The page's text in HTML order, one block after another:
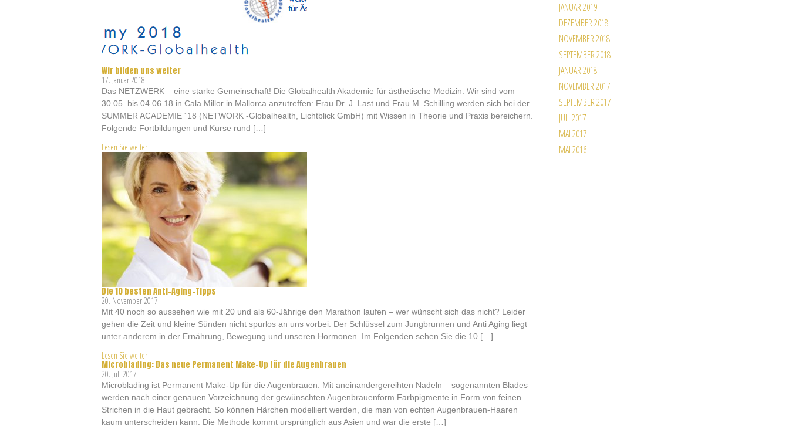
JANUAR 2019
DEZEMBER 2018
NOVEMBER 2018
SEPTEMBER 2018
JANUAR 2018
NOVEMBER 2017
SEPTEMBER 2017
JULI 2017
MAI 2017
MAI 2016
Wir bilden uns weiter
17. Januar 2018
Das NETZWERK – eine starke Gemeinschaft! Die Globalhealth Akademie für ästhetische Medizin. Wir sind vom
30.05. bis 04.06.18 in Cala Millor in Mallorca anzutreffen: Frau Dr. J. Last und Frau M. Schilling werden sich bei der
SUMMER ACADEMIE ´18 (NETWORK -Globalhealth, Lichtblick GmbH) mit Wissen in Theorie und Praxis bereichern.
Folgende Fortbildungen und Kurse rund […]
Lesen Sie weiter
Die 10 besten Anti-Aging-Tipps
20. November 2017
Mit 40 noch so aussehen wie mit 20 und als 60-Jährige den Marathon laufen – wer wünscht sich das nicht? Leider
gehen die Zeit und kleine Sünden nicht spurlos an uns vorbei. Der Schlüssel zum Jungbrunnen und Anti Aging liegt
unter anderem in der Ernährung, Bewegung und unseren Hormonen. Im Folgenden sehen Sie die 10 […]
Lesen Sie weiter
Microblading: Das neue Permanent Make-Up für die Augenbrauen
20. Juli 2017
Microblading ist Permanent Make-Up für die Augenbrauen. Mit aneinandergereihten Nadeln – sogenannten Blades –
werden nach einer genauen Vorzeichnung der gewünschten Augenbrauenform Farbpigmente in Form von feinen
Strichen in die Haut gebracht. So können Härchen modelliert werden, die man von echten Augenbrauen-Haaren
kaum unterscheiden kann. Die Methode kommt ursprünglich aus Asien und war die erste […]